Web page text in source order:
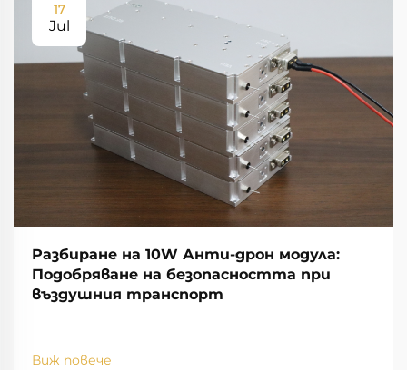
17
Jul
Разбиране на 10W Анти-дрон модула:
Подобряване на безопасността при
въздушния транспорт
Виж повече